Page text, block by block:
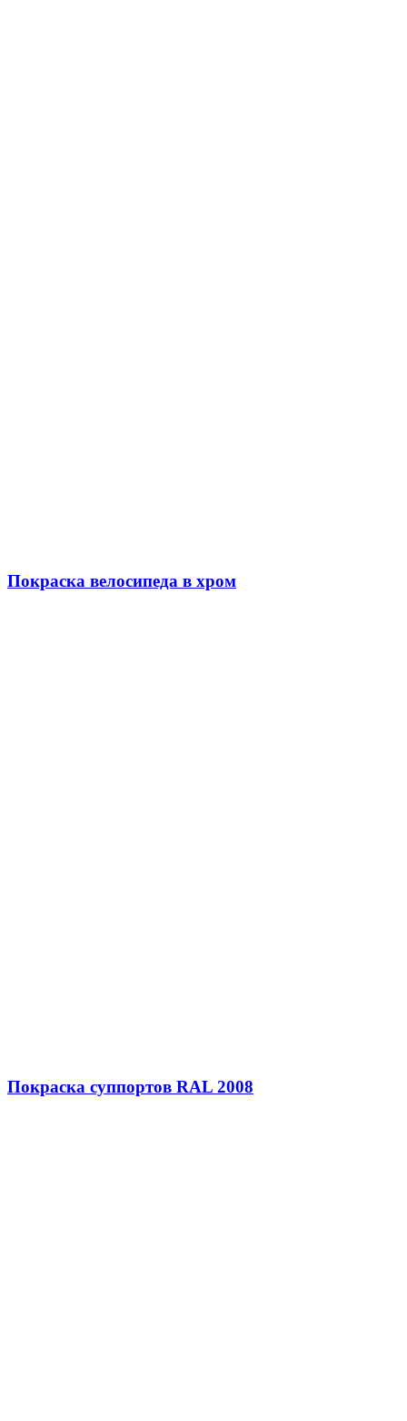
Покраска велосипеда в хром
Покраска суппортов RAL 2008